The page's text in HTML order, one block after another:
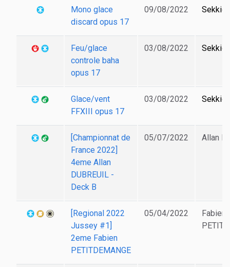
Mono glace
discard opus 17
09/08/2022
Feu/glace
controle baha
opus 17
03/08/2022
Glace/vent
FFXIII opus 17
03/08/2022
[Championnat de
France 2022]
4eme Allan
DUBREUIL -
Deck B
05/07/2022 Allan
[Regional 2022
Jussey #1]
2eme Fabien
PETITDEMANGE
05/04/2022
Fabien